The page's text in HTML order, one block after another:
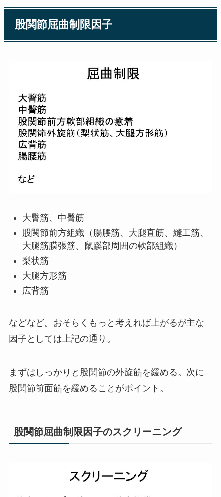
股関節屈曲制限因子
大臀筋、中臀筋
股関節前方組織（腸腰筋、大腿直筋、縫工筋、
大腿筋膜張筋、鼠蹊部周囲の軟部組織）
梨状筋
大腿方形筋
広背筋
などなど。おそらくもっと考えれば上がるが主な
因子としては上記の通り。
まずはしっかりと股関節の外旋筋を緩める。次に
股関節前面筋を緩めることがポイント。
股関節屈曲制限因子のスクリーニング